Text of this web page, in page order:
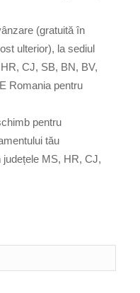
(gratuită în
ulterior), la sediul
CJ, SB, BN, BV,
Romania pentru
pentru
tău
județele MS, HR, CJ,